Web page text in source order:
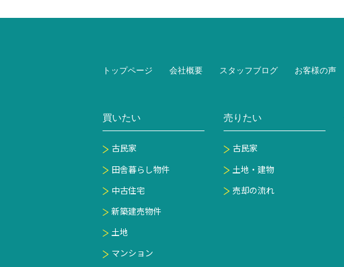
トップページ 会社概要 スタッフブログ お客様の声
買いたい
古民家
田舎暮らし物件
中古住宅
新築建売物件
土地
マンション
売りたい
古民家
土地・建物
売却の流れ